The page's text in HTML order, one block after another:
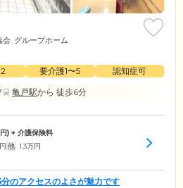
会 グループホーム
要介護1〜5
認知症可
亀戸駅から 徒歩6分
円) + 介護保険料
他 1.3万円
分のアクセスのよさが魅力です